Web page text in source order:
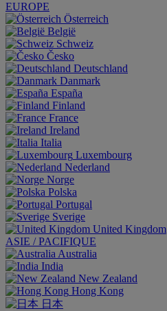
EUROPE
Österreich
België
Schweiz
Česko
Deutschland
Danmark
España
Finland
France
Ireland
Italia
Luxembourg
Nederland
Norge
Polska
Portugal
Sverige
United Kingdom
ASIE / PACIFIQUE
Australia
India
New Zealand
Hong Kong
日本